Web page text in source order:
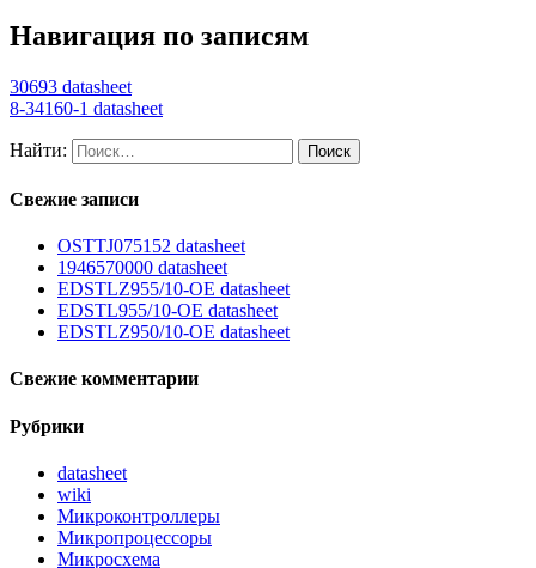
Навигация по записям
30693 datasheet
8-34160-1 datasheet
Найти:
Свежие записи
OSTTJ075152 datasheet
1946570000 datasheet
EDSTLZ955/10-OE datasheet
EDSTL955/10-OE datasheet
EDSTLZ950/10-OE datasheet
Свежие комментарии
Рубрики
datasheet
wiki
Микроконтроллеры
Микропроцессоры
Микросхема